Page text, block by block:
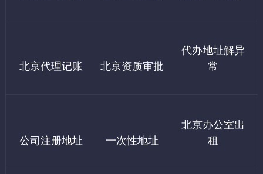
公司注册是开始创业的第一步。一般来说，公司注册的流程包括：
企业核名→提交材料→领取执照→刻章，就可以完成公司注册，进
如果需要租房发票，发票税点10个记500元，需要客户自理
北京代理记账 北京资质审批
代办地址解异
常
公司注册地址 一次性地址
北京办公室出
租